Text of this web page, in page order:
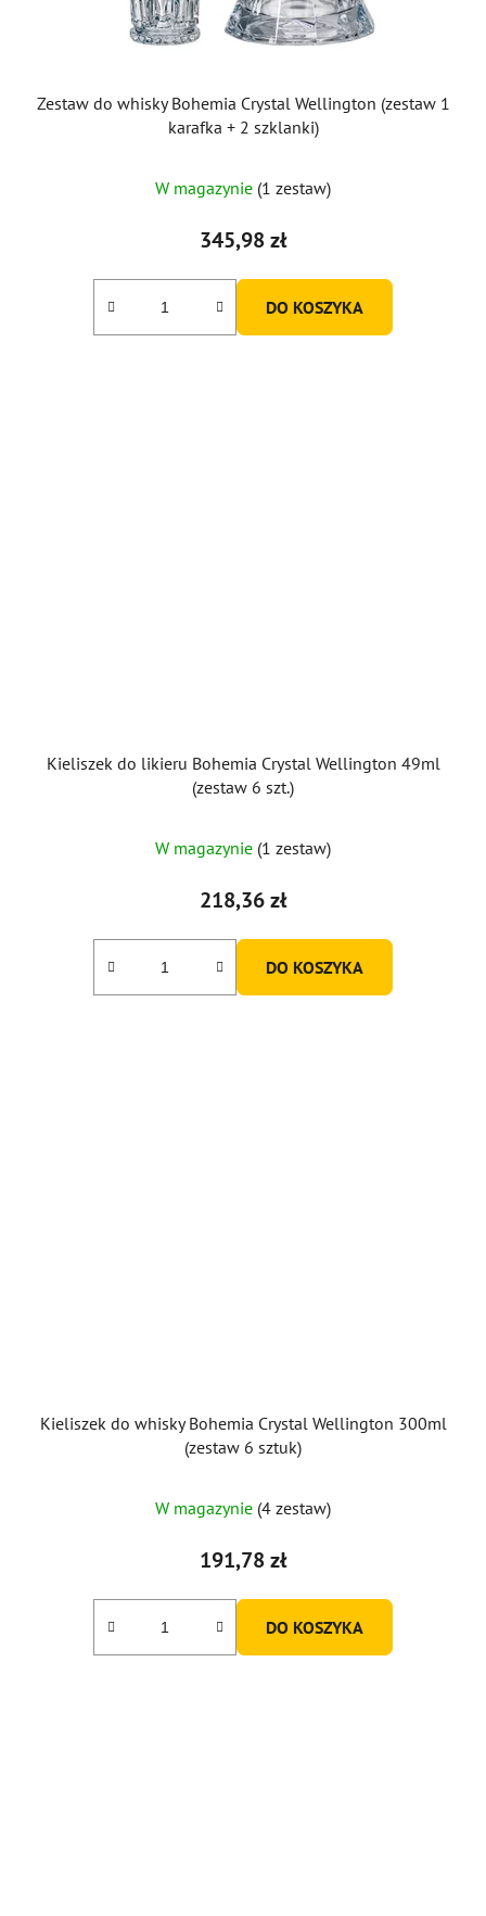
Zestaw do whisky Bohemia Crystal Wellington (zestaw 1
karafka + 2 szklanki)
W magazynie (1 zestaw)
345,98 zł
DO KOSZYKA
Kieliszek do likieru Bohemia Crystal Wellington 49ml
(zestaw 6 szt.)
ocena
produktu
5,0
W magazynie (1 zestaw)
218,36 zł
DO KOSZYKA
Kieliszek do whisky Bohemia Crystal Wellington 300ml
(zestaw 6 sztuk)
W magazynie (4 zestaw)
191,78 zł
DO KOSZYKA